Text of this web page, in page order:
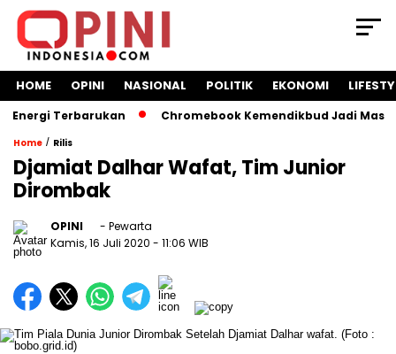
HOME OPINI NASIONAL POLITIK EKONOMI
Terbarukan Chromebook Kemendikbud Jadi Masalah
Home / Rilis
Djamiat Dalhar Wafat, Tim Junior
Dirombak
OPINI
- Pewarta
Kamis, 16 Juli 2020 - 11:06 WIB